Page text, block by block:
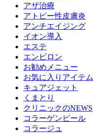
アザ治療
アトピー性皮膚炎
アンチエイジング
イオン導入
エステ
エンビロン
お勧めメニュー
お気に入りアイテム
キュアジェット
くまとり
クリニックのNEWS
コラーゲンピール
コラージュ